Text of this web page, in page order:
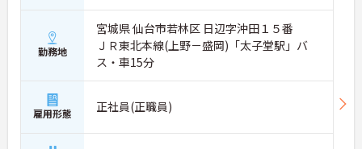
勤務地
宮城県 仙台市若林区 日辺字沖田１５番
ＪＲ東北本線(上野－盛岡)「太子堂駅」バ
ス・車15分
雇用形態 正社員(正職員)